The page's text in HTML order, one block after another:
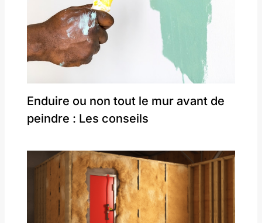
Enduire ou non tout le mur avant de
peindre : Les conseils